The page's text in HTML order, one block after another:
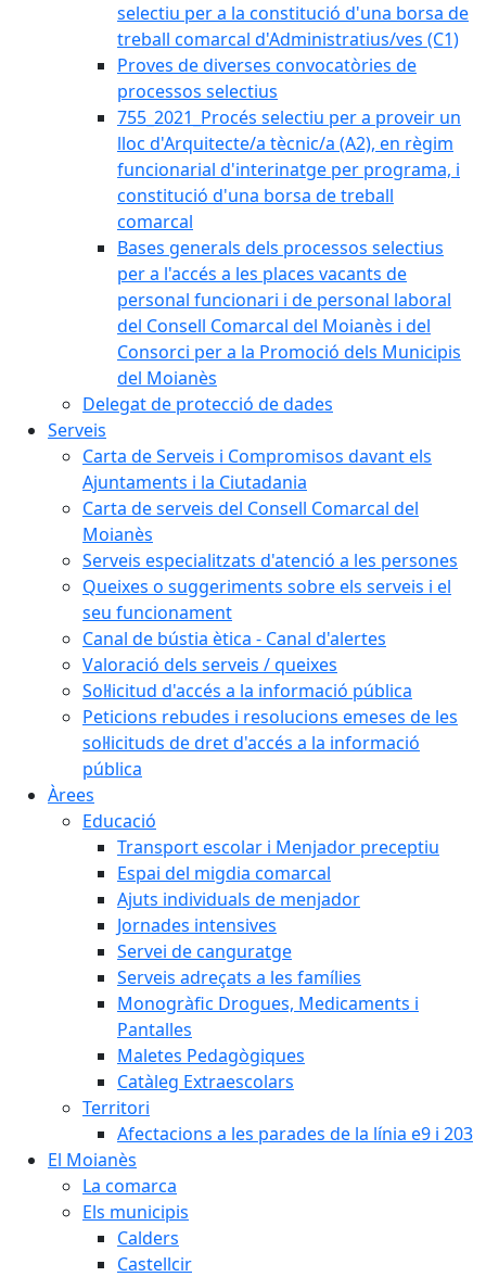
selectiu per a la constitució d'una borsa de
treball comarcal d'Administratius/ves (C1)
Proves de diverses convocatòries de
processos selectius
755_2021_Procés selectiu per a proveir un
lloc d'Arquitecte/a tècnic/a (A2), en règim
funcionarial d'interinatge per programa, i
constitució d'una borsa de treball
comarcal
Bases generals dels processos selectius
per a l'accés a les places vacants de
personal funcionari i de personal laboral
del Consell Comarcal del Moianès i del
Consorci per a la Promoció dels Municipis
del Moianès
Delegat de protecció de dades
Serveis
Carta de Serveis i Compromisos davant els
Ajuntaments i la Ciutadania
Carta de serveis del Consell Comarcal del
Moianès
Serveis especialitzats d'atenció a les persones
Queixes o suggeriments sobre els serveis i el
seu funcionament
Canal de bústia ètica - Canal d'alertes
Valoració dels serveis / queixes
Sol·licitud d'accés a la informació pública
Peticions rebudes i resolucions emeses de les
sol·licituds de dret d'accés a la informació
pública
Àrees
Educació
Transport escolar i Menjador preceptiu
Espai del migdia comarcal
Ajuts individuals de menjador
Jornades intensives
Servei de canguratge
Serveis adreçats a les famílies
Monogràfic Drogues, Medicaments i
Pantalles
Maletes Pedagògiques
Catàleg Extraescolars
Territori
Afectacions a les parades de la línia e9 i 203
El Moianès
La comarca
Els municipis
Calders
Castellcir